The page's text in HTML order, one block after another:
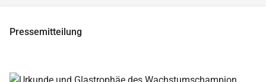
Pressemitteilung